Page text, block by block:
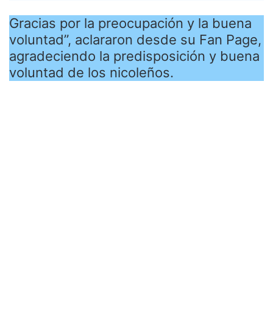
Gracias por la preocupación y la buena
voluntad”, aclararon desde su Fan Page,
agradeciendo la predisposición y buena
voluntad de los nicoleños.